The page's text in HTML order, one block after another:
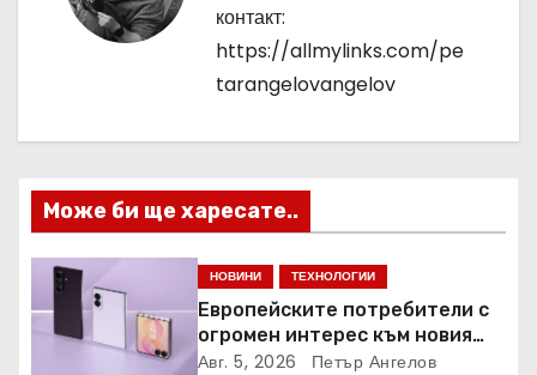
контакт:
https://allmylinks.com/pe
tarangelovangelov
Може би ще харесате..
НОВИНИ ТЕХНОЛОГИИ
Европейските потребители с
огромен интерес към новия
Samsung Galaxy Z Fold8
Авг. 5, 2026 Петър Ангелов